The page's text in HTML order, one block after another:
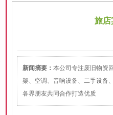
旅店
新闻摘要： 本公司专注废旧物资
架、空调、音响设备、二手设备
各界朋友共同合作打造优质